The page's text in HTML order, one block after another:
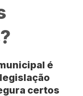
é
legislação
certos